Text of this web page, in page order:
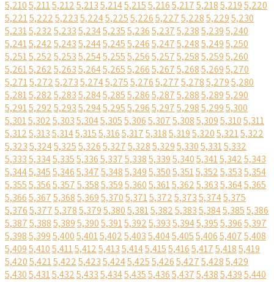
5,2105,2115,2125,2135,2145,2155,2165,2175,2185,2195,220
5,2215,2225,2235,2245,2255,2265,2275,2285,2295,230
5,2315,2325,2335,2345,2355,2365,2375,2385,2395,240
5,2415,2425,2435,2445,2455,2465,2475,2485,2495,250
5,2515,2525,2535,2545,2555,2565,2575,2585,2595,260
5,2615,2625,2635,2645,2655,2665,2675,2685,2695,270
5,2715,2725,2735,2745,2755,2765,2775,2785,2795,280
5,2815,2825,2835,2845,2855,2865,2875,2885,2895,290
5,2915,2925,2935,2945,2955,2965,2975,2985,2995,300
5,3015,3025,3035,3045,3055,3065,3075,3085,3095,3105,311
5,3125,3135,3145,3155,3165,3175,3185,3195,3205,3215,322
5,3235,3245,3255,3265,3275,3285,3295,3305,3315,332
5,3335,3345,3355,3365,3375,3385,3395,3405,3415,3425,343
5,3445,3455,3465,3475,3485,3495,3505,3515,3525,3535,354
5,3555,3565,3575,3585,3595,3605,3615,3625,3635,3645,365
5,3665,3675,3685,3695,3705,3715,3725,3735,3745,375
5,3765,3775,3785,3795,3805,3815,3825,3835,3845,3855,386
5,3875,3885,3895,3905,3915,3925,3935,3945,3955,3965,397
5,3985,3995,4005,4015,4025,4035,4045,4055,4065,4075,408
5,4095,4105,4115,4125,4135,4145,4155,4165,4175,4185,419
5,4205,4215,4225,4235,4245,4255,4265,4275,4285,429
5,4305,4315,4325,4335,4345,4355,4365,4375,4385,4395,440